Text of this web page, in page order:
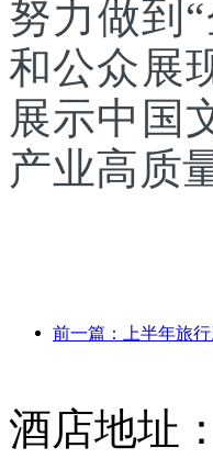
努力做到
和公众展
展示中国
产业高质
酒店地址